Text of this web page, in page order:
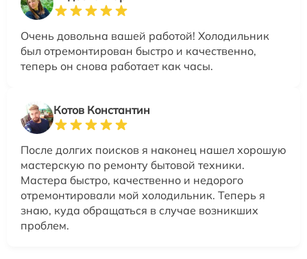
Очень довольна вашей работой! Холодильник
был отремонтирован быстро и качественно,
теперь он снова работает как часы.
Котов Константин
После долгих поисков я наконец нашел хорошую
мастерскую по ремонту бытовой техники.
Мастера быстро, качественно и недорого
отремонтировали мой холодильник. Теперь я
знаю, куда обращаться в случае возникших
проблем.